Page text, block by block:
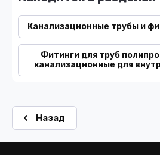
Канализационные трубы и
Фитинги для труб
канализационные для
Назад